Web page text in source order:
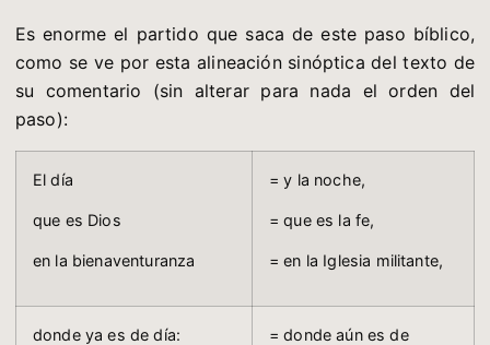
Es enorme el partido que saca de este paso bíblico,
como se ve por esta alineación sinóptica del texto de
su comentario (sin alterar para nada el orden del
paso):
El día
que es Dios
en la bienaventuranza
= y la noche,
= que es la fe,
= en la Iglesia militante,
donde ya es de día:
= donde aún es de